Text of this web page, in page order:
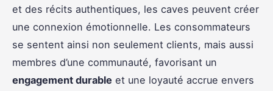
et des récits authentiques, les caves peuvent créer
une connexion émotionnelle. Les consommateurs
se sentent ainsi non seulement clients, mais aussi
membres d’une communauté, favorisant un
engagement durable et une loyauté accrue envers